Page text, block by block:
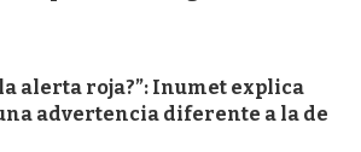
alerta roja?”: Inumet explica
advertencia diferente a la de